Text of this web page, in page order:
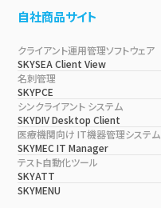
自社商品サイト
クライアント運用管理ソフトウェア
SKYSEA Client View
名刺管理
SKYPCE
シンクライアント システム
SKYDIV Desktop Client
医療機関向け IT機器管理システム
SKYMEC IT Manager
テスト自動化ツール
SKYATT
SKYMENU